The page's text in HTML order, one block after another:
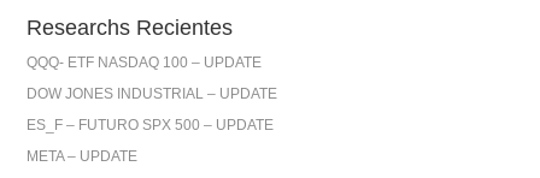
Researchs Recientes
QQQ- ETF NASDAQ 100 – UPDATE
DOW JONES INDUSTRIAL – UPDATE
ES_F – FUTURO SPX 500 – UPDATE
META – UPDATE